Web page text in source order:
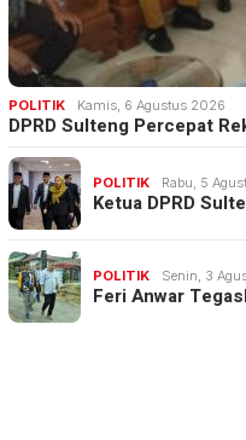
POLITIK Kamis, 6 Agustus 2026
DPRD Sulteng Percepat
POLITIK Rabu, 5
Ketua DPRD
POLITIK Senin, 3
Feri Anwar